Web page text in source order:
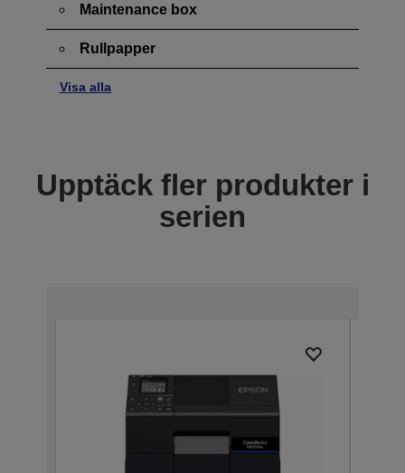
Maintenance box
Rullpapper
Visa alla
Upptäck fler produkter i
serien